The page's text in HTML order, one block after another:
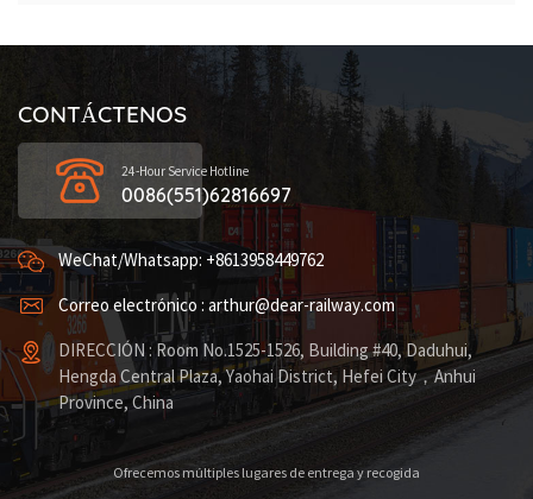
CONTÁCTENOS
24-Hour Service Hotline
0086(551)62816697
WeChat/Whatsapp: +8613958449762
Correo electrónico : arthur@dear-railway.com
DIRECCIÓN : Room No.1525-1526, Building #40, Daduhui,
Hengda Central Plaza, Yaohai District, Hefei City，Anhui
Province, China
Ofrecemos múltiples lugares de entrega y recogida